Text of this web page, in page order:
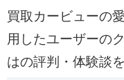
買取カービューの
用したユーザーの
はの評判・体験談